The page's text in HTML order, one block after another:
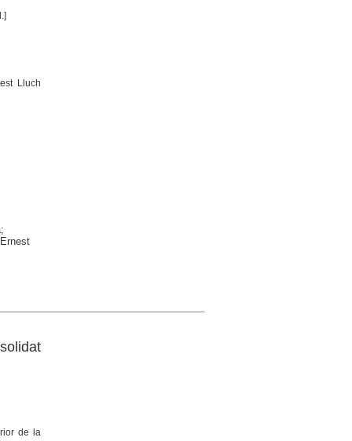
Lluch
de la